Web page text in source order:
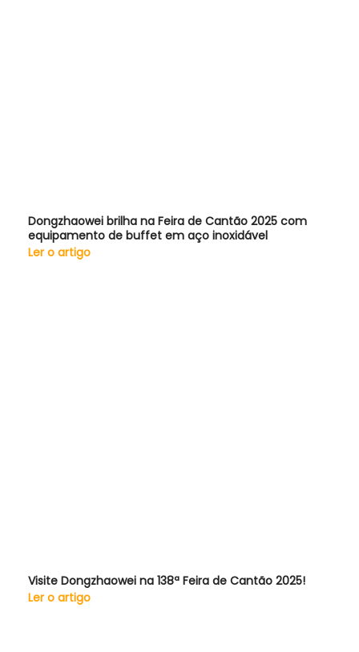
Dongzhaowei brilha na Feira de Cantão 2025 com
equipamento de buffet em aço inoxidável
Ler o artigo
Visite Dongzhaowei na 138ª Feira de Cantão 2025!
Ler o artigo